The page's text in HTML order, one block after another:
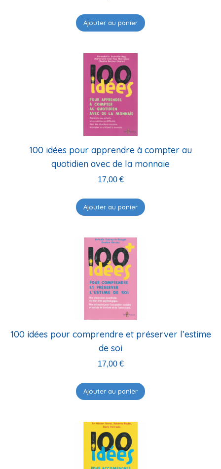
Ajouter au panier
100 idées pour apprendre à compter au
quotidien avec de la monnaie
17,00 €
Ajouter au panier
100 idées pour comprendre et préserver l’estime
de soi
17,00 €
Ajouter au panier